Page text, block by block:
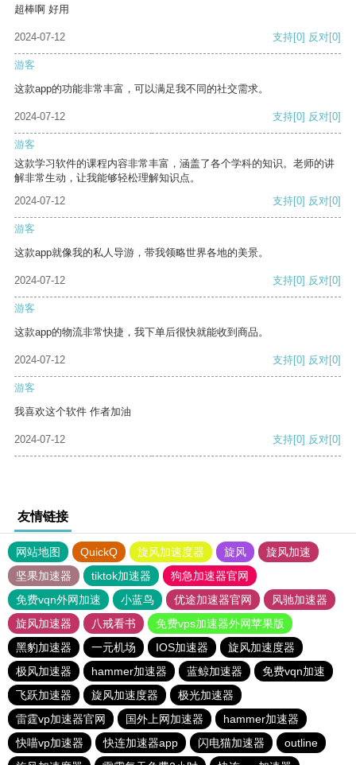
超棒啊 好用
2024-07-12 支持[0] 反对[0]
游客
这款app的功能非常丰富，可以满足我不同的社交需求。
2024-07-12 支持[0] 反对[0]
游客
这款学习软件的课程内容非常丰富，涵盖了各个学科的知识。老师的讲
解非常生动，让我能够轻松理解知识点。
2024-07-12
支持[0] 反对[0]
游客
这款app就像我的私人导游，带我领略世界各地的美景。
2024-07-12 支持[0] 反对[0]
游客
这款app的物流非常快捷，我下单后很快就能收到商品。
2024-07-12 支持[0] 反对[0]
游客
我喜欢这个软件 作者加油
2024-07-12 支持[0] 反对[0]
友情链接
网站地图 QuickQ 旋风加速度器 旋风
旋风加速
坚果加速器
tiktok加速器
狗急加速器官网
免费vqn外网加速
小蓝鸟 优途加速器官网
风驰加速器
旋风加速器
八戒看书
免费vps加速器外网苹果版
黑豹加速器
一元机场 IOS加速器
旋风加速度器
极风加速器
hammer加速器 蓝鲸加速器
免费vqn加速
飞跃加速器
旋风加速度器
极光加速器
雷霆vp加速器官网
国外上网加速器
hammer加速器
快喵vp加速器
快连加速器app 闪电猫加速器
outline